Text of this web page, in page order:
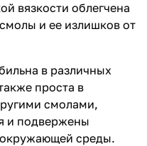
вязкости облегчена
и ее излишков от
в различных
проста в
смолами,
и подвержены
окружающей среды.